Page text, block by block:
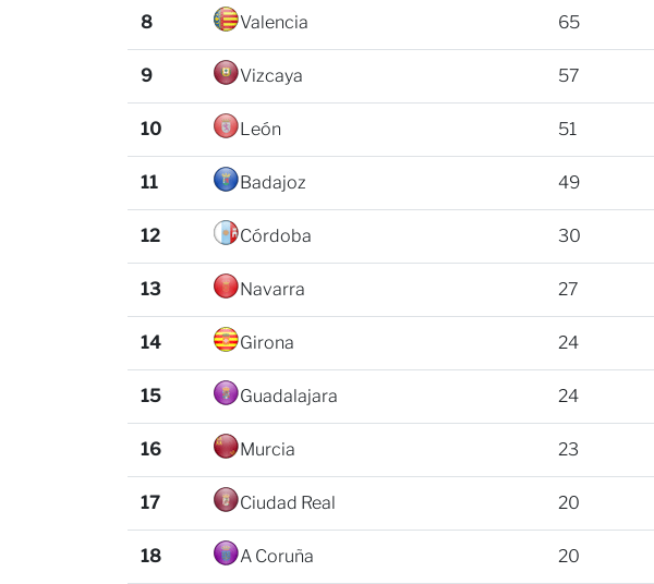
8 Valencia 65
9 Vizcaya 57
10 León 51
11 Badajoz 49
12 Córdoba 30
13 Navarra 27
14 Girona 24
15 Guadalajara 24
16 Murcia 23
17 Ciudad Real 20
18 A Coruña 20